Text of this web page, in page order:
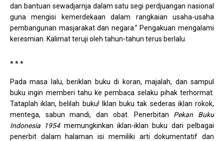
dan bantuan sewadjarnja dalam satu segi perdjuangan nasional
guna mengisi kemerdekaan dalam rangkaian usaha-usaha
pembangunan masjarakat dan negara.” Pengakuan mengalami
keresmian. Kalimat teruji oleh tahun-tahun terus berlalu.
* * *
Pada masa lalu, beriklan buku di koran, majalah, dan sampul
buku ingin memberi tahu ke pembaca selaku pihak terhormat.
Tataplah iklan, belilah buku! Iklan buku tak sederas iklan rokok,
mentega, sabun mandi, dan obat. Penerbitan Pekan Buku
Indonesia 1954memungkinkan iklan-iklan buku dari pelbagai
penerbit dalam halaman isi memiliki arti dokumentatif dan